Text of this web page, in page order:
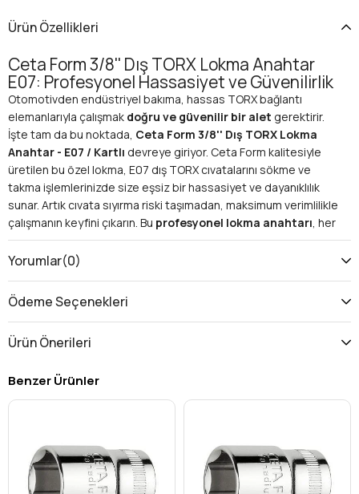
Ürün Özellikleri
Ceta Form 3/8'' Dış TORX Lokma Anahtar
E07: Profesyonel Hassasiyet ve Güvenilirlik
Otomotivden endüstriyel bakıma, hassas TORX bağlantı
elemanlarıyla çalışmak doğru ve güvenilir bir alet gerektirir.
İşte tam da bu noktada, Ceta Form 3/8'' Dış TORX Lokma
Anahtar - E07 / Kartlı devreye giriyor. Ceta Form kalitesiyle
üretilen bu özel lokma, E07 dış TORX cıvatalarını sökme ve
takma işlemlerinizde size eşsiz bir hassasiyet ve dayanıklılık
sunar. Artık cıvata sıyırma riski taşımadan, maksimum verimlilikle
çalışmanın keyfini çıkarın. Bu profesyonel lokma anahtarı, her
türlü zorlu görevin üstesinden gelmek için tasarlandı.
Neden Ceta Form E07 Dış TORX Lokma Anahtarını
Üstün Malzeme Kalitesi:
Vanadyum (CrV) çeliğinden
garantisi sunar. Ağır hizmet koşullarında bile
beklentilerini fazlasıyla karşılar.
Mükemmel Uyum ve Hassasiyet:Özellikle E07 dış TORX
cıvatanın hem delokma takımınınömrünü uzatır.
Geniş Kullanım Alanı:
Otomotiv tamiri, motor bakımı,
fren sistemleri, şanzıman ve elektronik montaj gibi
Yorumlar(0)
Ödeme Seçenekleri
Ürün Önerileri
Benzer Ürünler